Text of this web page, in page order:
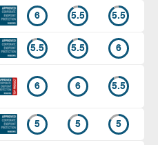
6 5.5 5.5
5.5 5.5 6
6 6 5.5
5 5 5